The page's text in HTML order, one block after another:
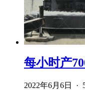
每小时产
2022年6月6日 ·